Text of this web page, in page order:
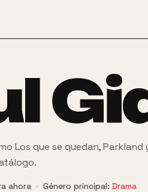
Los que se quedan, Parkland
ahora · Género principal:Drama